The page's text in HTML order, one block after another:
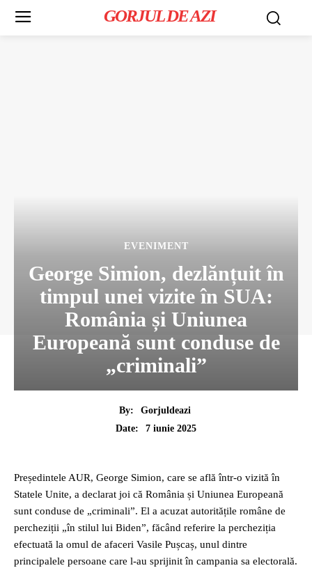
GORJUL DE AZI
EVENIMENT
George Simion, dezlănțuit în
timpul unei vizite în SUA:
România și Uniunea
Europeană sunt conduse de
„criminali”
By:
Gorjuldeazi
Date:
7 iunie 2025
Președintele AUR, George Simion, care se află într-o vizită în
Statele Unite, a declarat joi că România și Uniunea Europeană
sunt conduse de „criminali”. El a acuzat autoritățile române de
percheziții „în stilul lui Biden”, făcând referire la percheziția
efectuată la omul de afaceri Vasile Pușcaș, unul dintre
principalele persoane care l-au sprijinit în campania sa electorală.